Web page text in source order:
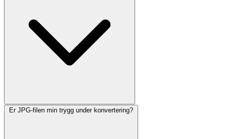
Er JPG-filen min trygg under konvertering?